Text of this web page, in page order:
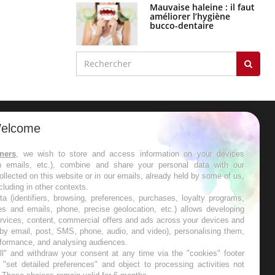
Mauvaise haleine : il faut
améliorer l’hygiène
bucco-dentaire
les semaines les meilleures
, we wish to store and access information on your devices
emails, etc.), combine and share your personal data with our
on this website or in our emails, already held by some of us,
in other contexts.
(identifiers, browsing, preferences, purchases, loyalty programs,
and emails, phone, precise geolocation, etc.) allows developing
content, commercial offers and ads across your devices and
email, post, SMS, phone, audio, and video), personalising them,
and analysing audiences.
and withdraw your consent at any time via the "cookies" footer
detailed preferences" and object to processing activities not